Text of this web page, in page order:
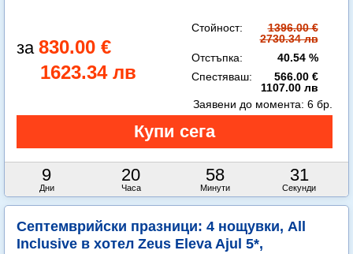
830.00 €
1623.34 лв
Стойност:
1396.00 €
2730.34 лв
Отстъпка:
40.54 %
Спестяваш:
566.00 €
1107.00 лв
9
Дни
20
Часа
58
Минути
29
Секунди
Заявени до момента: 6 бр.
Септемврийски празници: 4 нощувки, All
Inclusive в хотел Zeus Eleva Ajul 5*,